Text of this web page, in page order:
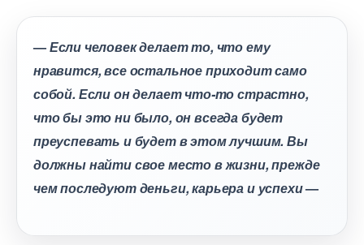
—Если человек делает то, что ему
нравится, все остальное приходит само
собой. Если он делает что-то страстно,
что бы это ни было, он всегда будет
преуспевать и будет в этом лучшим. Вы
должны найти свое место в жизни, прежде
чем последуют деньги, карьера и успехи—